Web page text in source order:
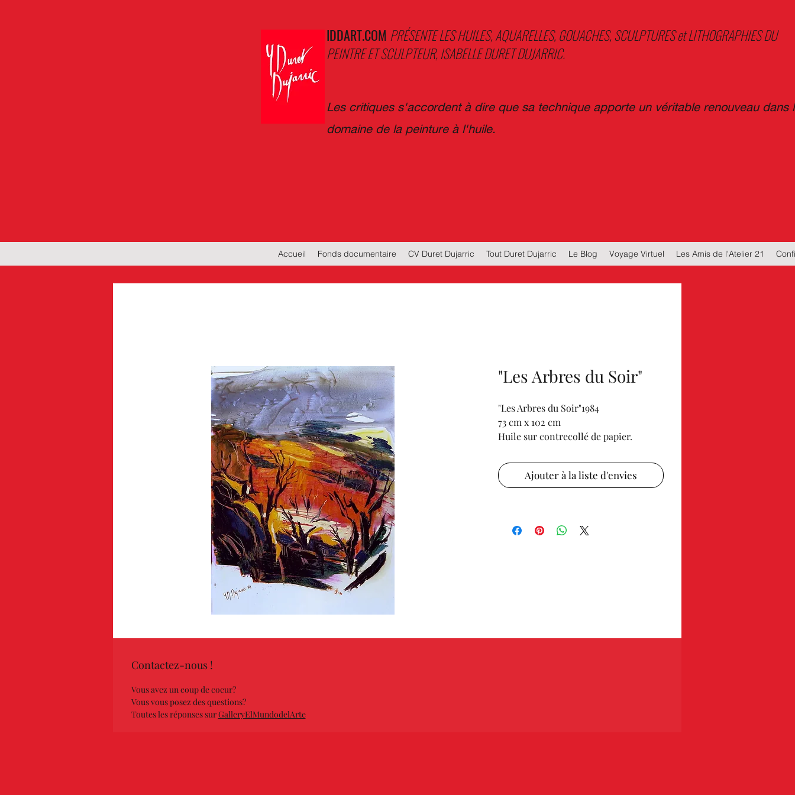
IDDART.COM PRÉSENTE LES HUILES, AQUARELLES, GOUACHES, SCULPTURES et LITHOGRAPHIES DU
PEINTRE ET SCULPTEUR, ISABELLE DURET DUJARRIC.
Les critiques s'accordent à dire que sa technique apporte un véritable renouveau dans
domaine de la peinture à l'huile.
Accueil Fonds documentaire CV Duret Dujarric Tout Duret Dujarric Le Blog Voyage Virtuel Les Amis de l'Atelier 21
"Les Arbres du Soir"
"Les Arbres du Soir"1984
73 cm x 102 cm
Huile sur contrecollé de papier.
Ajouter à la liste d'envies
Contactez-nous !
Vous avez un coup de coeur?
Vous vous posez des questions?
Toutes les réponses surGalleryElMundodelArte